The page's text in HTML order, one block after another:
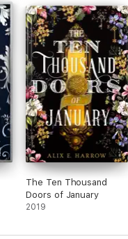
The Ten Thousand
Doors of January
2019